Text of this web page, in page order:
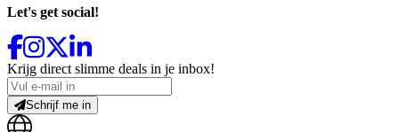
Let's get social!
Krijg direct slimme deals in je inbox!
Schrijf me in